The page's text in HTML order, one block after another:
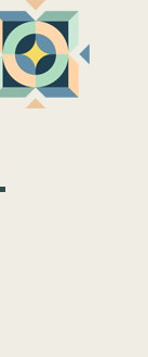
content